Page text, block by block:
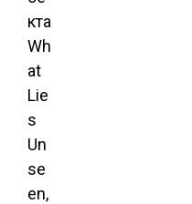
кта
Wh
at
Lie
s
Un
se
en,